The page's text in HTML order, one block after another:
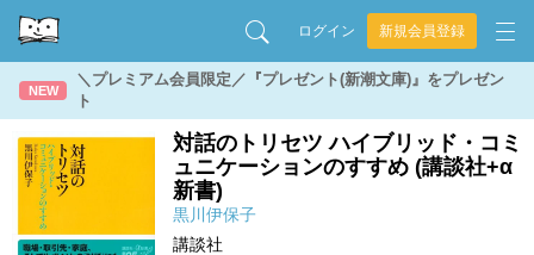
ログイン 新規会員登録
NEW
＼プレミアム会員限定／『プレゼント(新潮文庫)』をプレゼン
ト
対話のトリセツ ハイブリッド・コミ
ュニケーションのすすめ (講談社+α
新書)
黒川伊保子
講談社